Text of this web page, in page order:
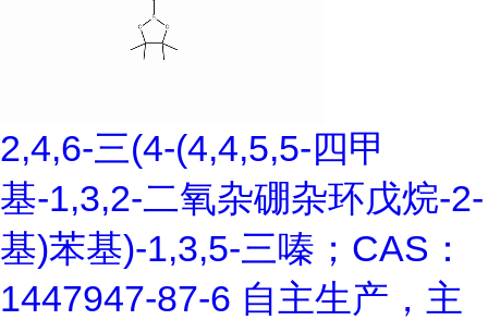
2,4,6-三(4-(4,4,5,5-四甲
基-1,3,2-二氧杂硼杂环戊烷-2-
基)苯基)-1,3,5-三嗪；CAS：
1447947-87-6 自主生产，主